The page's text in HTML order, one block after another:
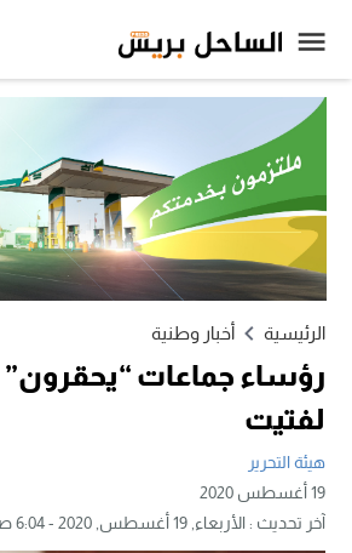
الرئيسية أخبار وطنية
رؤساء جماعات “يحقرون”
لفتيت
هيئة التحرير
19 أغسطس 2020
آخر تحديث :الأربعاء, 19 أغسطس, 2020 - 6:04 صباحًا